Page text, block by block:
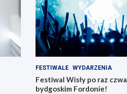
FESTIWALE WYDARZENIA
Festiwal Wisły po raz
bydgoskim Fordonie!